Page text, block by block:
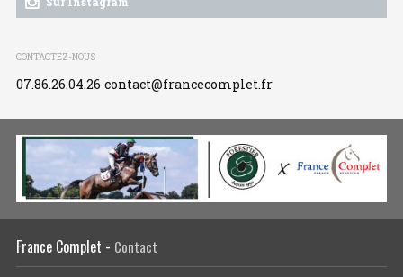
CONTACTEZ-NOUS
07.86.26.04.26 contact@francecomplet.fr
France Complet - Contact